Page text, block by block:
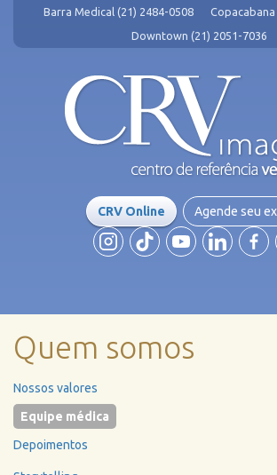
Barra Medical (21) 2484-0508
Downtown (21) 2051-7036
CRV Online Agende seu
Quem somos
Nossos valores
Equipe médica
Depoimentos